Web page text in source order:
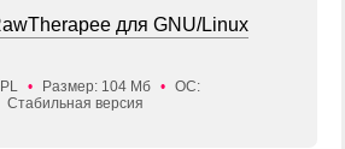
для GNU/Linux
• Размер: 104 Мб • ОС:
Стабильная версия